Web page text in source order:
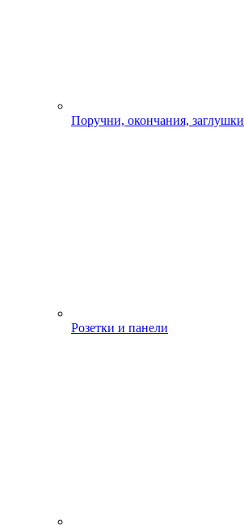
Поручни, окончания, заглушки
Розетки и панели